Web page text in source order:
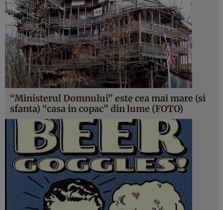
“Ministerul Domnului” este cea mai mare (si
sfanta) “casa in copac” din lume (FOTO)